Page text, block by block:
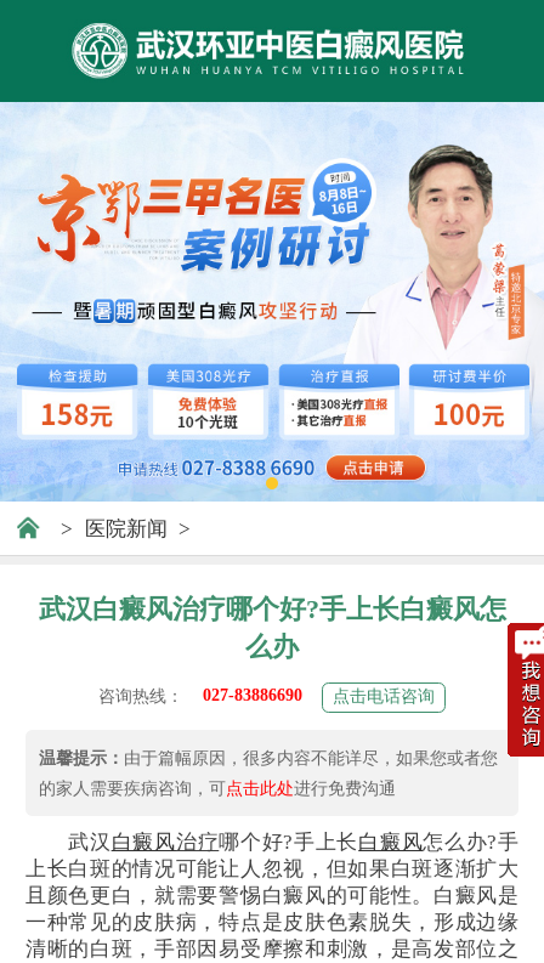
> 医院新闻 >
武汉白癜风治疗哪个好?手上长白癜风怎
么办
咨询热线： 027-83886690 点击电话咨询
温馨提示： 由于篇幅原因，很多内容不能详尽，如果您或者您
的家人需要疾病咨询，可点击此处进行免费沟通
武汉 白癜风治疗哪个好?手上长白癜风怎么办?手
上长白斑的情况可能让人忽视，但如果白斑逐渐扩大
且颜色更白，就需要警惕白癜风的可能性。白癜风是
一种常见的皮肤病，特点是皮肤色素脱失，形成边缘
清晰的白斑，手部因易受摩擦和刺激，是高发部位之